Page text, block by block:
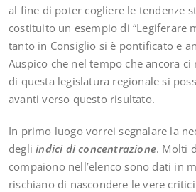
al fine di poter cogliere le tendenze
costituito un esempio di “Legiferare
tanto in Consiglio si è pontificato e
Auspico che nel tempo che ancora
di questa legislatura regionale si
avanti verso questo risultato.
In primo luogo vorrei segnalare la
degliindici di concentrazione. Molti
compaiono nell’elenco sono dati in
rischiano di nascondere le vere